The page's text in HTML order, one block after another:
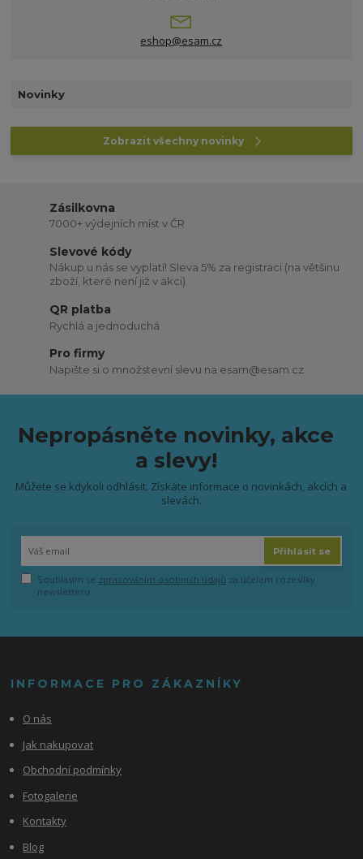
eshop@esam.cz
Novinky
Zobrazit všechny novinky
Zásilkovna
7000+ výdejních míst v ČR
Slevové kódy
Nákup u nás se vyplatí! Sleva 5% za registraci (na většinu
zboží, které není již v akci)
QR platba
Rychlá a jednoduchá
Pro firmy
Napište si o množstevní slevu na esam@esam.cz
Nepropásněte novinky, akce
a slevy!
Můžete se kdykoli odhlásit. Získáte informace o novinkách, akcích a
slevách.
Přihlásit se
Souhlasím se zpracováním osobních údajů za účelem rozesílky
newsletteru.
INFORMACE PRO ZÁKAZNÍKY
O nás
Jak nakupovat
Obchodní podmínky
Fotogalerie
Kontakty
Blog